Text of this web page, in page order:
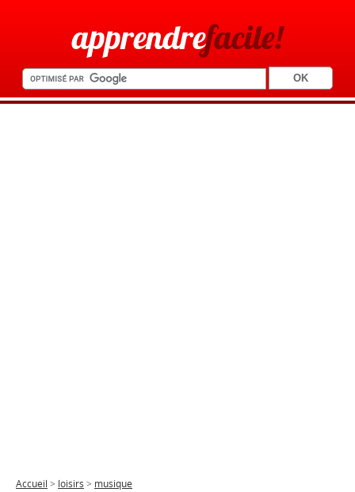
apprendrefacile!
Accueil > loisirs > musique